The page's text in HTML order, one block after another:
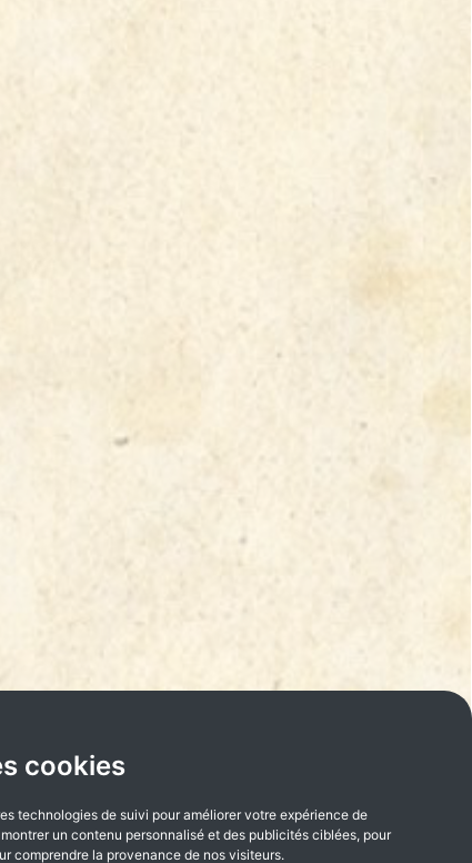
cookies
technologies de suivi pour améliorer votre expérience de
un contenu personnalisé et des publicités ciblées, pour
comprendre la provenance de nos visiteurs.